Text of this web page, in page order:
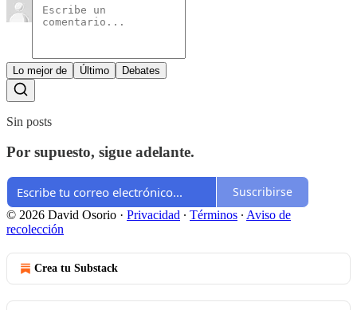
Lo mejor de Último Debates
Sin posts
Por supuesto, sigue adelante.
Suscribirse
© 2026 David Osorio · Privacidad ∙ Términos ∙ Aviso de
recolección
Crea tu Substack